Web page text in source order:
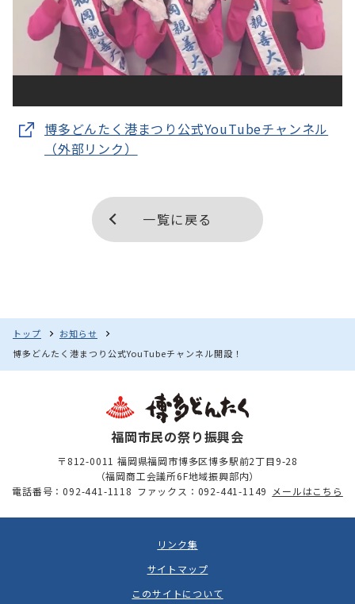
博多どんたく港まつり公式YouTubeチャンネル
（外部リンク）
一覧に戻る
トップ
お知らせ
博多どんたく港まつり公式YouTubeチャンネル開設！
福岡市民の祭り振興会
〒812-0011 福岡県福岡市博多区博多駅前2丁目9-28
（福岡商工会議所6F地域振興部内）
電話番号：092-441-1118 ファックス：092-441-1149 メールはこちら
リンク集
サイトマップ
このサイトについて